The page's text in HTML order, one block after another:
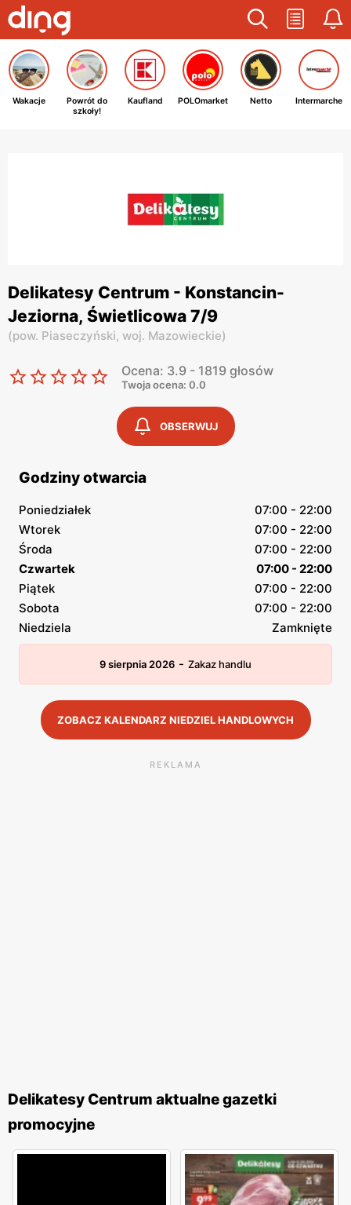
Wakacje
Powrót do
szkoły!
Kaufland POLOmarket Netto Intermarche
Delikatesy Centrum - Konstancin-
Jeziorna, Świetlicowa 7/9
(pow. Piaseczyński, woj. Mazowieckie)
Ocena: 3.9 - 1819 głosów
Twoja ocena: 0.0
OBSERWUJ
Godziny otwarcia
Poniedziałek
07:00 - 22:00
Wtorek
07:00 - 22:00
Środa
07:00 - 22:00
Czwartek
07:00 - 22:00
Piątek
07:00 - 22:00
Sobota
07:00 - 22:00
Niedziela
Zamknięte
9 sierpnia 2026 - Zakaz handlu
ZOBACZ KALENDARZ NIEDZIEL HANDLOWYCH
REKLAMA
Delikatesy Centrum aktualne gazetki
promocyjne